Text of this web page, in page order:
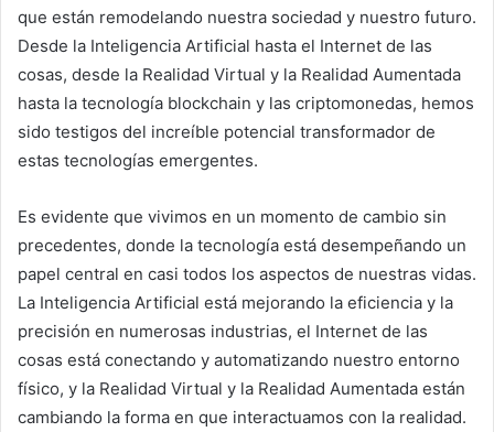
que están remodelando nuestra sociedad y nuestro futuro.
Desde la Inteligencia Artificial hasta el Internet de las
cosas, desde la Realidad Virtual y la Realidad Aumentada
hasta la tecnología blockchain y las criptomonedas, hemos
sido testigos del increíble potencial transformador de
estas tecnologías emergentes.
Es evidente que vivimos en un momento de cambio sin
precedentes, donde la tecnología está desempeñando un
papel central en casi todos los aspectos de nuestras vidas.
La Inteligencia Artificial está mejorando la eficiencia y la
precisión en numerosas industrias, el Internet de las
cosas está conectando y automatizando nuestro entorno
físico, y la Realidad Virtual y la Realidad Aumentada están
cambiando la forma en que interactuamos con la realidad.